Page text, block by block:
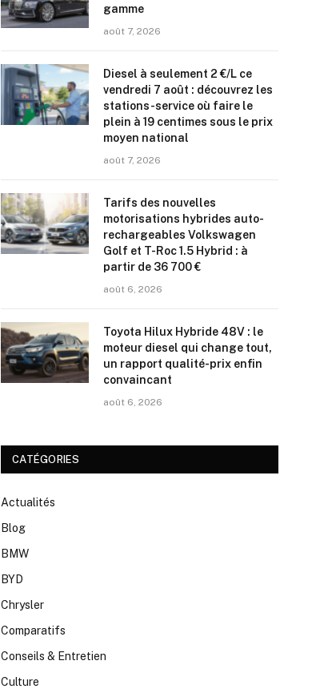
gamme
août 7, 2026
Diesel à seulement 2 €/L ce
vendredi 7 août : découvrez les
stations-service où faire le
plein à 19 centimes sous le prix
moyen national
août 7, 2026
Tarifs des nouvelles
motorisations hybrides auto-
rechargeables Volkswagen
Golf et T-Roc 1.5 Hybrid : à
partir de 36 700 €
août 6, 2026
Toyota Hilux Hybride 48V : le
moteur diesel qui change tout,
un rapport qualité-prix enfin
convaincant
août 6, 2026
CATÉGORIES
Actualités
Blog
BMW
BYD
Chrysler
Comparatifs
Conseils & Entretien
Culture